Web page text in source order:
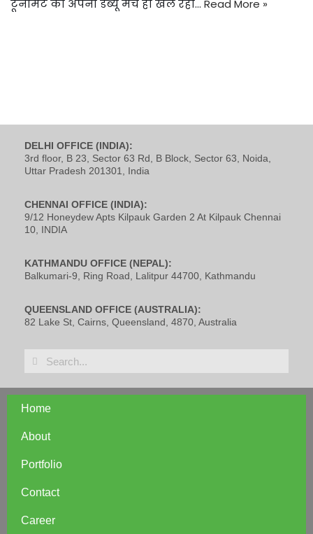
टूर्नामेंट का अपना डेब्यू मैच ही खेल रही… Read More »
DELHI OFFICE (INDIA):
3rd floor, B 23, Sector 63 Rd, B Block, Sector 63, Noida,
Uttar Pradesh 201301, India
CHENNAI OFFICE (INDIA):
9/12 Honeydew Apts Kilpauk Garden 2 At Kilpauk Chennai
10, INDIA
KATHMANDU OFFICE (NEPAL):
Balkumari-9, Ring Road, Lalitpur 44700, Kathmandu
QUEENSLAND OFFICE (AUSTRALIA):
82 Lake St, Cairns, Queensland, 4870, Australia
Home
About
Portfolio
Contact
Career